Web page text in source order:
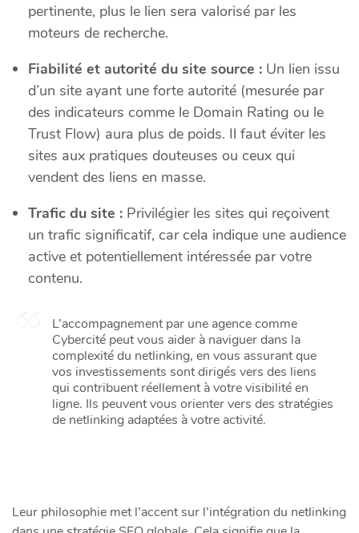
pertinente, plus le lien sera valorisé par les
moteurs de recherche.
Fiabilité et autorité du site source : Un lien issu
d’un site ayant une forte autorité (mesurée par
des indicateurs comme le Domain Rating ou le
Trust Flow) aura plus de poids. Il faut éviter les
sites aux pratiques douteuses ou ceux qui
vendent des liens en masse.
Trafic du site : Privilégier les sites qui reçoivent
un trafic significatif, car cela indique une audience
active et potentiellement intéressée par votre
contenu.
L’accompagnement par une agence comme
Cybercité peut vous aider à naviguer dans la
complexité du netlinking, en vous assurant que
vos investissements sont dirigés vers des liens
qui contribuent réellement à votre visibilité en
ligne. Ils peuvent vous orienter vers des stratégies
de netlinking adaptées à votre activité.
Leur philosophie met l’accent sur l’intégration du netlinking